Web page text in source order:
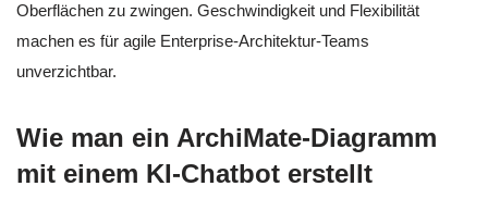
Oberflächen zu zwingen. Geschwindigkeit und Flexibilität
machen es für agile Enterprise-Architektur-Teams
unverzichtbar.
Wie man ein ArchiMate-Diagramm
mit einem KI-Chatbot erstellt